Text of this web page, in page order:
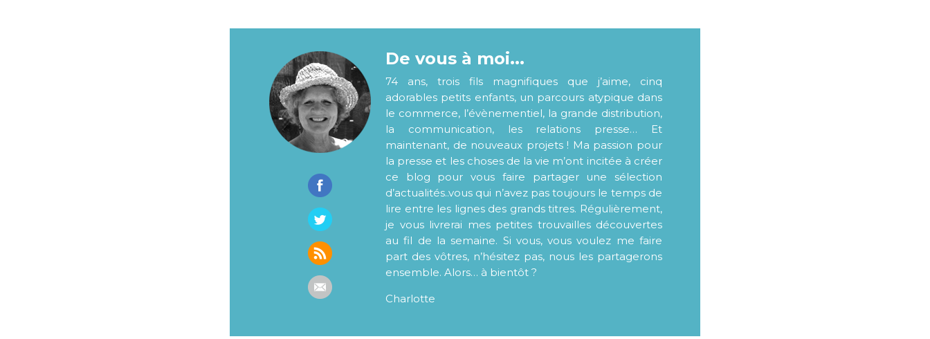
De vous à moi...
74 ans, trois fils magnifiques que j’aime, cinq
adorables petits enfants, un parcours atypique dans
le commerce, l’évènementiel, la grande distribution,
la communication, les relations presse… Et
maintenant, de nouveaux projets ! Ma passion pour
la presse et les choses de la vie m’ont incitée à créer
ce blog pour vous faire partager une sélection
d’actualités..vous qui n’avez pas toujours le temps de
lire entre les lignes des grands titres. Régulièrement,
je vous livrerai mes petites trouvailles découvertes
au fil de la semaine. Si vous, vous voulez me faire
part des vôtres, n’hésitez pas, nous les partagerons
ensemble. Alors… à bientôt ?
Charlotte